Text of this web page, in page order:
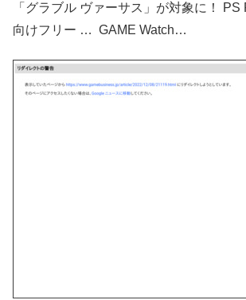
「グラブル ヴァーサス」が対象に！
向けフリー … GAME Watch…